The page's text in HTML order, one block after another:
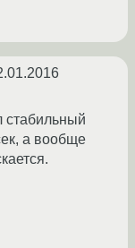
а вообще